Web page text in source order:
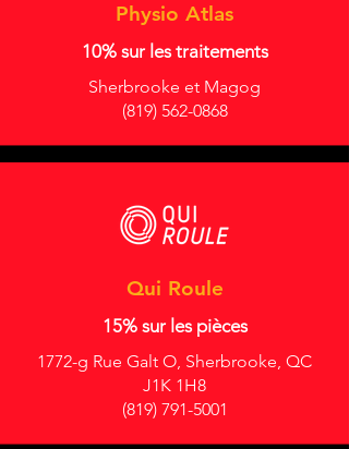
Physio Atlas
10% sur les traitements
Sherbrooke et Magog
(819) 562-0868
Qui Roule
15% sur les pièces
1772-g Rue Galt O, Sherbrooke, QC
J1K 1H8
(819) 791-5001